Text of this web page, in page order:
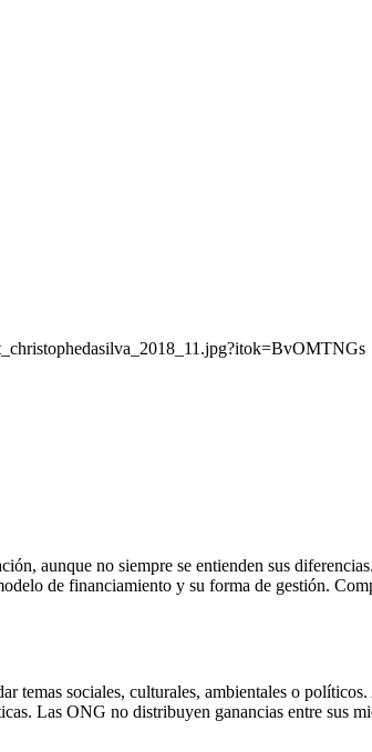
aunque no siempre se entienden sus
de financiamiento y su forma de gestión.
temas sociales, culturales, ambientales o
Las ONG no distribuyen ganancias entre sus